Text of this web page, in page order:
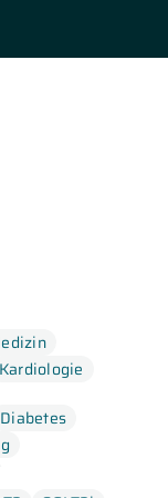
Kardiologie
Diabetes